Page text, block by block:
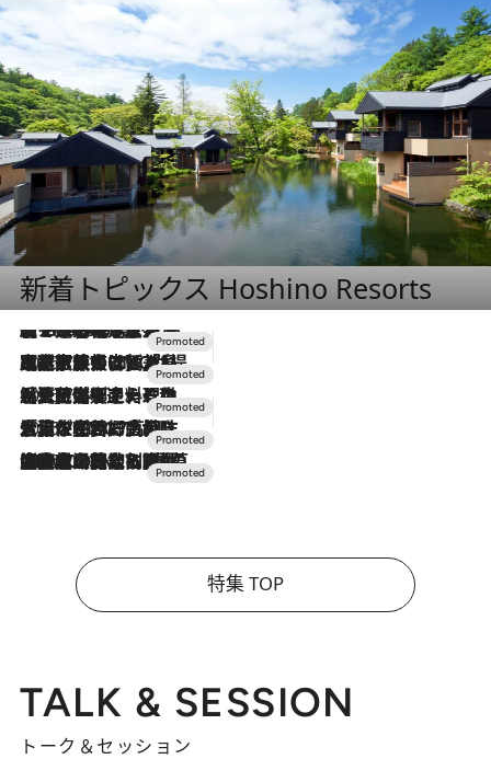
新着トピックス Hoshino Resorts
2026.8.7
【トンボの足水浴】ヒノキの香りに包まれて涼感マックス！約13℃の湧水かけ流しを避暑地「星野温泉 トンボの湯」で体験
2026.7.31
【ホテル帰省】という選択肢をOMOが提案。家族とほどよい距離を保つには「昼は実家、夜は気兼ねなくホテルで！」
2026.7.24
【夏限定ディナーコース】旬を迎える稚鮎や花ズッキーニなどをイタリア・トスカーナの郷土料理の手法で満喫！
2026.7.17
「土佐和ハーブかき氷」がOMO7高知に登場！生姜、山椒、大葉など目にも舌にも涼を呼ぶ郷土の味
2026.7.10
NEW OPEN！【界 草津】名湯の地に誕生。趣の異なる2種の温泉と上州ならではの会席・蕎麦割烹など美食を味わう究極の癒やし旅
特集 TOP
TALK & SESSION
トーク＆セッション